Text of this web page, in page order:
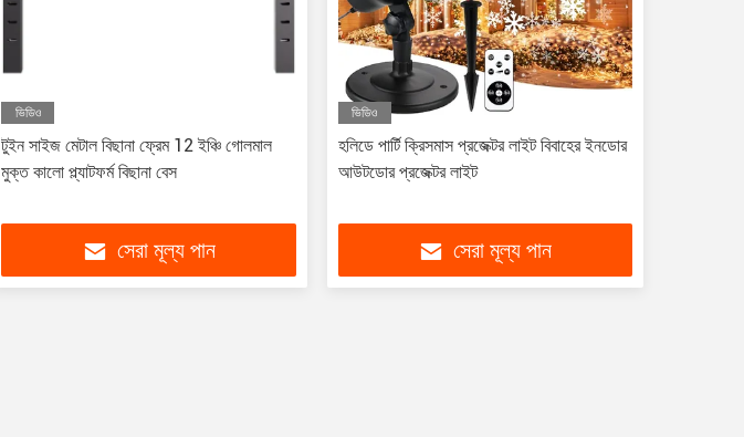
ভিডিও
টুইন সাইজ মেটাল বিছানা ফ্রেম 12 ইঞ্চি গোলমাল
মুক্ত কালো প্ল্যাটফর্ম বিছানা বেস
সেরা মূল্য পান
ভিডিও
হলিডে পার্টি ক্রিসমাস প্রজেক্টর লাইট বিবাহের ইনডোর
আউটডোর প্রজেক্টর লাইট
সেরা মূল্য পান